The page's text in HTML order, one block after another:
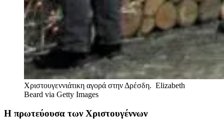
Χριστουγεννιάτικη αγορά στην Δρέσδη. Elizabeth
Beard via Getty Images
Η πρωτεύουσα των Χριστουγέννων